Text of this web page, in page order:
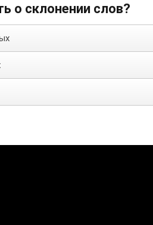
о склонении слов?